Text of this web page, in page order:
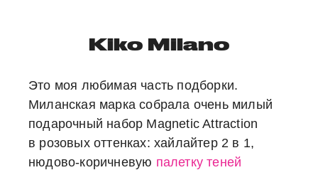
Kiko Milano
Это моя любимая часть подборки.
Миланская марка собрала очень милый
подарочный набор Magnetic Attraction
в розовых оттенках: хайлайтер 2 в 1,
нюдово-коричневую палетку теней